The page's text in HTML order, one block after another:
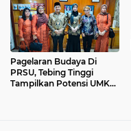
Pagelaran Budaya Di
PRSU, Tebing Tinggi
Tampilkan Potensi UMKM